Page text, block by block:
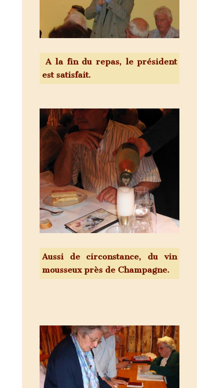
A la fin du repas, le président
est satisfait.
Aussi de circonstance, du vin
mousseux près de Champagne.